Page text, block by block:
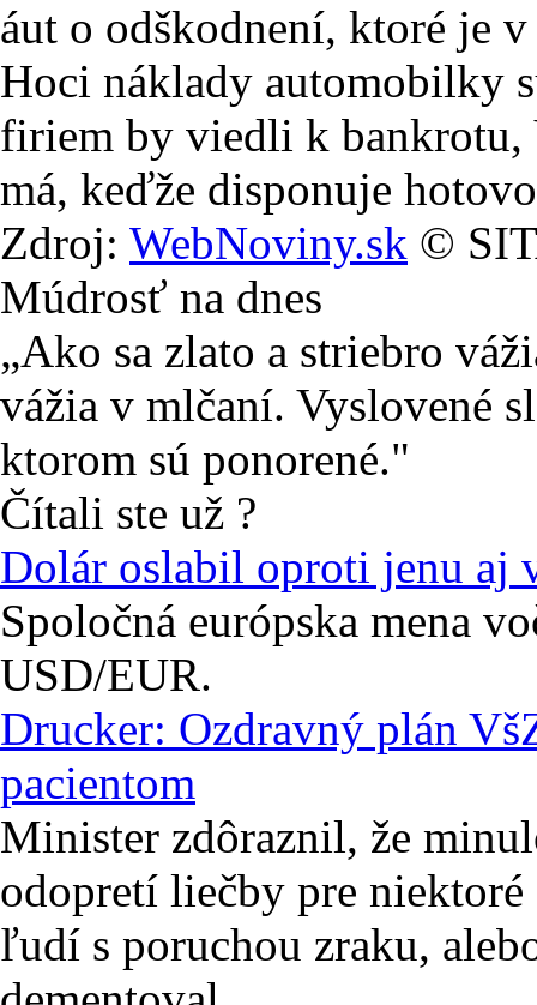
áut o odškodnení, ktoré je
Hoci náklady automobilky
firiem by viedli k bankrotu,
má, keďže disponuje
Zdroj: WebNoviny.sk ©
Múdrosť na dnes
„Ako sa zlato a striebro
vážia v mlčaní. Vyslovené
ktorom sú ponorené."
Čítali ste už ?
Dolár oslabil oproti jenu aj
Spoločná európska mena
USD/EUR.
Drucker: Ozdravný plán
pacientom
Minister zdôraznil, že
odopretí liečby pre
ľudí s poruchou zraku,